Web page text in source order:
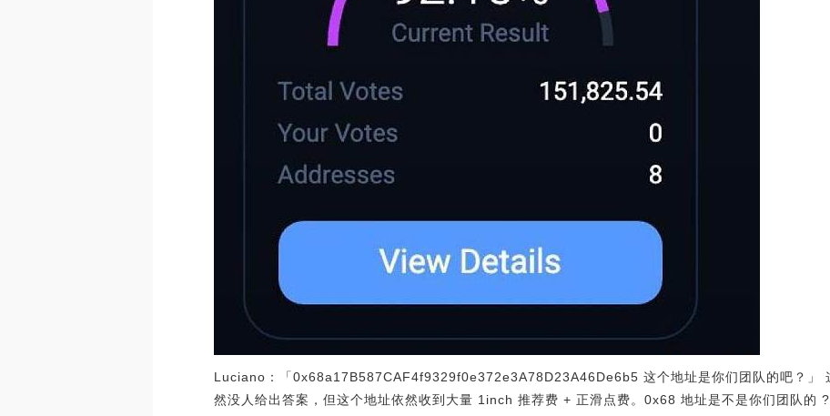
Luciano：「0x68a17B587CAF4f9329f0e372e3A78D23A46De6b5 这个地址是你们团队的吧？」
然没人给出答案，但这个地址依然收到大量 1inch 推荐费 + 正滑点费。0x68 地址是不是你们团队的 ?